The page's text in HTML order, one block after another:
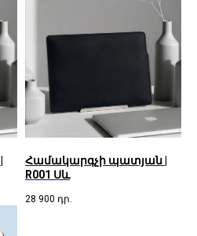
Համակարգչի պատյան |
R001 Սև
28 900 դր.